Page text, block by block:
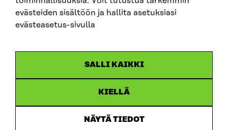
evästeiden sisältöön ja hallita asetuksiasi
evästeasetus-sivulla
SALLI KAIKKI
KIELLÄ
NÄYTÄ TIEDOT
Instagram
YouTube
Tillgänglighetsutredning